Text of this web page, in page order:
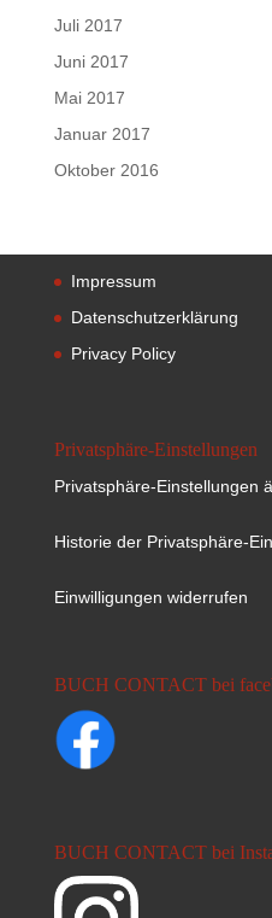
Juli 2017
Juni 2017
Mai 2017
Januar 2017
Oktober 2016
Impressum
Datenschutzerklärung
Privacy Policy
Privatsphäre-Einstellungen
Privatsphäre-Einstellungen
Historie der Privatsphäre-
Einwilligungen widerrufen
BUCH CONTACT bei
BUCH CONTACT bei